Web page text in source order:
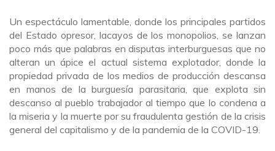
Un espectáculo lamentable, donde los principales partidos
del Estado opresor, lacayos de los monopolios, se lanzan
poco más que palabras en disputas interburguesas que no
alteran un ápice el actual sistema explotador, donde la
propiedad privada de los medios de producción descansa
en manos de la burguesía parasitaria, que explota sin
descanso al pueblo trabajador al tiempo que lo condena a
la miseria y la muerte por su fraudulenta gestión de la crisis
general del capitalismo y de la pandemia de la COVID-19.